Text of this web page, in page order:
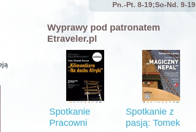
Pn.-Pt. 8-19;So-Nd. 9-19
Wyprawy pod patronatem
Etraveler.pl
Spotkanie
Pracowni
Spotkanie z
pasją: Tomek